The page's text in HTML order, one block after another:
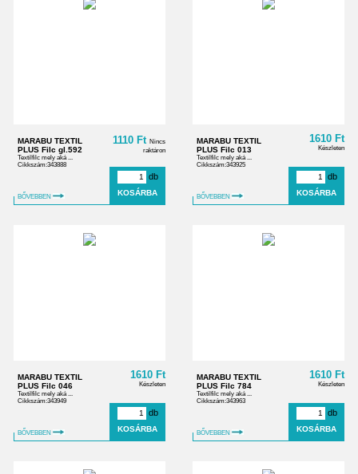
MARABU TEXTIL
PLUS Filc gl.592
Textilfilc mely aká ...
Cikkszám:343888
BŐVEBBEN
1110 Ft Nincs
raktáron
db
MARABU TEXTIL
PLUS Filc 013
Textilfilc mely aká ...
Cikkszám:343925
BŐVEBBEN
1610 Ft
Készleten
db
MARABU TEXTIL
PLUS Filc 046
Textilfilc mely aká ...
Cikkszám:343949
BŐVEBBEN
1610 Ft
Készleten
db
MARABU TEXTIL
PLUS Filc 784
Textilfilc mely aká ...
Cikkszám:343963
BŐVEBBEN
1610 Ft
Készleten
db